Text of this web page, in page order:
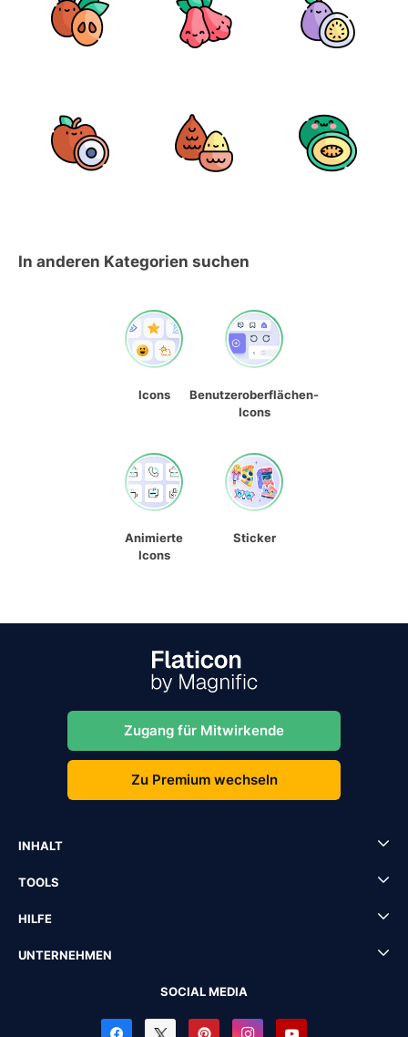
In anderen Kategorien suchen
Icons
Benutzeroberflächen-
Icons
Animierte
Icons
Sticker
Zugang für Mitwirkende
Zu Premium wechseln
INHALT
TOOLS
HILFE
UNTERNEHMEN
SOCIAL MEDIA